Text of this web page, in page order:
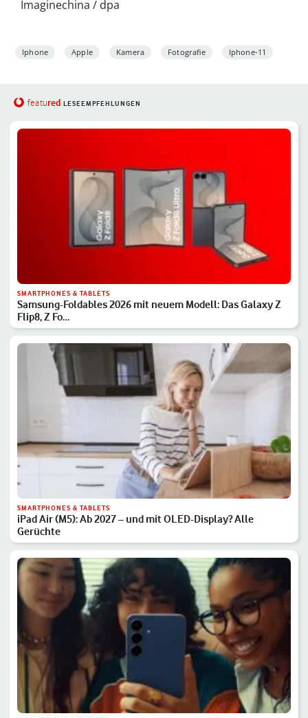
Imaginechina / dpa
Iphone Apple Kamera Fotografie Iphone-11
featured LESEEMPFEHLUNGEN
SMARTPHONES & TABLETS
Samsung-Foldables 2026 mit neuem Modell: Das Galaxy Z
Flip8, Z Fo…
SMARTPHONES & TABLETS
iPad Air (M5): Ab 2027 – und mit OLED-Display? Alle
Gerüchte